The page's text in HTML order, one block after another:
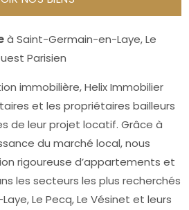
à Saint-Germain-en-Laye, Le
Parisien
immobilière, Helix Immobilier
et les propriétaires bailleurs
de leur projet locatif. Grâce à
du marché local, nous
rigoureuse d’appartements et
les secteurs les plus recherchés
Le Pecq, Le Vésinet et leurs